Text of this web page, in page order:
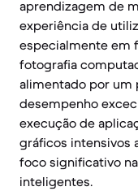
aprendizagem de
experiência de
especialmente em
fotografia
alimentado por um
desempenho
execução de
gráficos intensivos
foco significativo
inteligentes.